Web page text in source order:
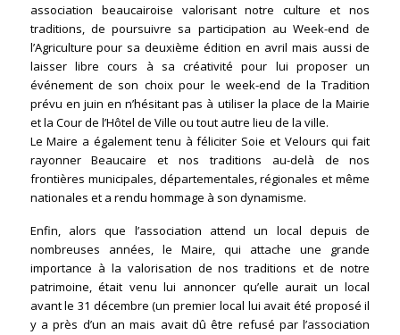
association beaucairoise valorisant notre culture et nos
traditions, de poursuivre sa participation au Week-end de
l’Agriculture pour sa deuxième édition en avril mais aussi de
laisser libre cours à sa créativité pour lui proposer un
événement de son choix pour le week-end de la Tradition
prévu en juin en n’hésitant pas à utiliser la place de la Mairie
et la Cour de l’Hôtel de Ville ou tout autre lieu de la ville.
Le Maire a également tenu à féliciter Soie et Velours qui fait
rayonner Beaucaire et nos traditions au-delà de nos
frontières municipales, départementales, régionales et même
nationales et a rendu hommage à son dynamisme.
Enfin, alors que l’association attend un local depuis de
nombreuses années, le Maire, qui attache une grande
importance à la valorisation de nos traditions et de notre
patrimoine, était venu lui annoncer qu’elle aurait un local
avant le 31 décembre (un premier local lui avait été proposé il
y a près d’un an mais avait dû être refusé par l’association